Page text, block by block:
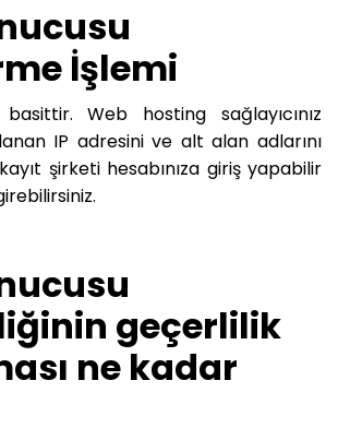
İşlemi
Web hosting sağlayıcınız
IP adresini ve alt alan adlarını
şirketi hesabınıza giriş yapabilir
geçerlilik
ne kadar